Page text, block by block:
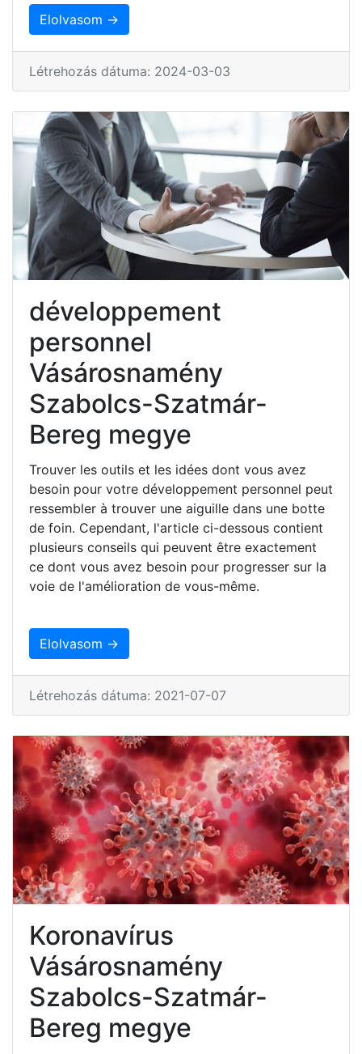
Elolvasom →
Létrehozás dátuma: 2024-03-03
développement
personnel
Vásárosnamény
Szabolcs-Szatmár-
Bereg megye
Trouver les outils et les idées dont vous avez
besoin pour votre développement personnel peut
ressembler à trouver une aiguille dans une botte
de foin. Cependant, l'article ci-dessous contient
plusieurs conseils qui peuvent être exactement
ce dont vous avez besoin pour progresser sur la
voie de l'amélioration de vous-même.
Elolvasom →
Létrehozás dátuma: 2021-07-07
Koronavírus
Vásárosnamény
Szabolcs-Szatmár-
Bereg megye